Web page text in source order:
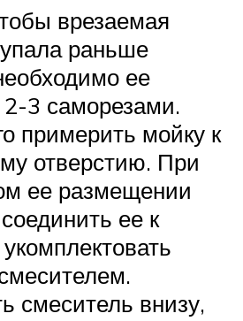
врезаемая
раньше
ее
2-3 саморезами.
примерить мойку к
отверстию. При
ее размещении
ее к
смеситель внизу,